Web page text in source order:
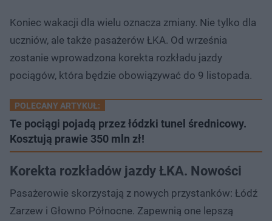
Koniec wakacji dla wielu oznacza zmiany. Nie tylko dla
uczniów, ale także pasażerów ŁKA. Od września
zostanie wprowadzona korekta rozkładu jazdy
pociągów, która będzie obowiązywać do 9 listopada.
POLECANY ARTYKUŁ:
Te pociągi pojadą przez łódzki tunel średnicowy.
Kosztują prawie 350 mln zł!
Korekta rozkładów jazdy ŁKA. Nowości
Pasażerowie skorzystają z nowych przystanków: Łódź
Zarzew i Głowno Północne. Zapewnią one lepszą